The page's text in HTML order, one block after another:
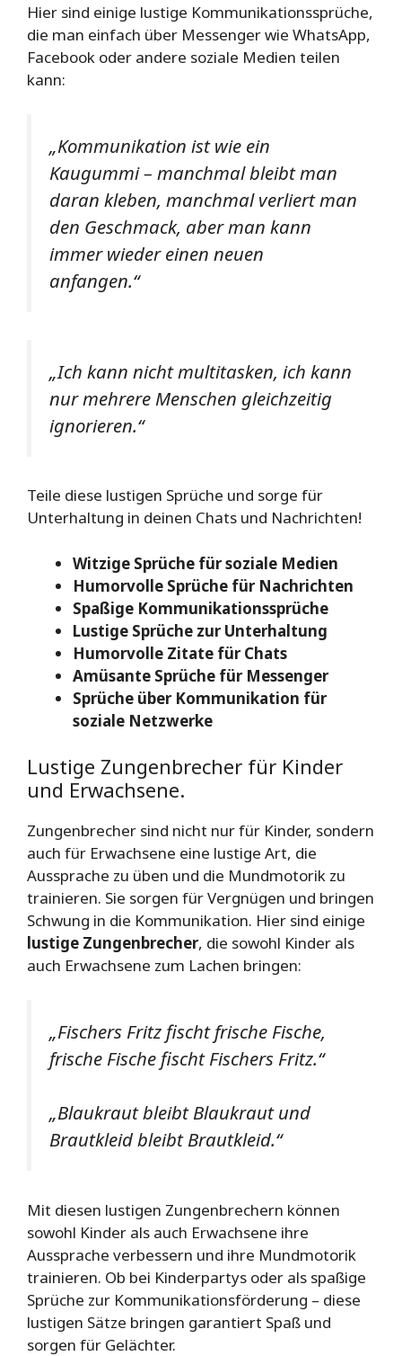
Hier sind einige lustige Kommunikationssprüche,
die man einfach über Messenger wie WhatsApp,
Facebook oder andere soziale Medien teilen
kann:
„Kommunikation ist wie ein
Kaugummi – manchmal bleibt man
daran kleben, manchmal verliert man
den Geschmack, aber man kann
immer wieder einen neuen
anfangen.“
„Ich kann nicht multitasken, ich kann
nur mehrere Menschen gleichzeitig
ignorieren.“
Teile diese lustigen Sprüche und sorge für
Unterhaltung in deinen Chats und Nachrichten!
Witzige Sprüche für soziale Medien
Humorvolle Sprüche für Nachrichten
Spaßige Kommunikationssprüche
Lustige Sprüche zur Unterhaltung
Humorvolle Zitate für Chats
Amüsante Sprüche für Messenger
Sprüche über Kommunikation für
soziale Netzwerke
Lustige Zungenbrecher für Kinder
und Erwachsene.
Zungenbrecher sind nicht nur für Kinder, sondern
auch für Erwachsene eine lustige Art, die
Aussprache zu üben und die Mundmotorik zu
trainieren. Sie sorgen für Vergnügen und bringen
Schwung in die Kommunikation. Hier sind einige
lustige Zungenbrecher, die sowohl Kinder als
auch Erwachsene zum Lachen bringen:
„Fischers Fritz fischt frische Fische,
frische Fische fischt Fischers Fritz.“
„Blaukraut bleibt Blaukraut und
Brautkleid bleibt Brautkleid.“
Mit diesen lustigen Zungenbrechern können
sowohl Kinder als auch Erwachsene ihre
Aussprache verbessern und ihre Mundmotorik
trainieren. Ob bei Kinderpartys oder als spaßige
Sprüche zur Kommunikationsförderung – diese
lustigen Sätze bringen garantiert Spaß und
sorgen für Gelächter.